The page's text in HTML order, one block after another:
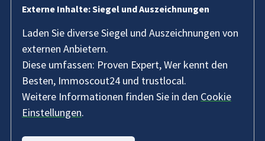
Externe Inhalte: Siegel und Auszeichnungen
Laden Sie diverse Siegel und Auszeichnungen von
externen Anbietern.
Diese umfassen: Proven Expert, Wer kennt den
Besten, Immoscout24 und trustlocal.
Weitere Informationen finden Sie in den Cookie
Einstellungen.